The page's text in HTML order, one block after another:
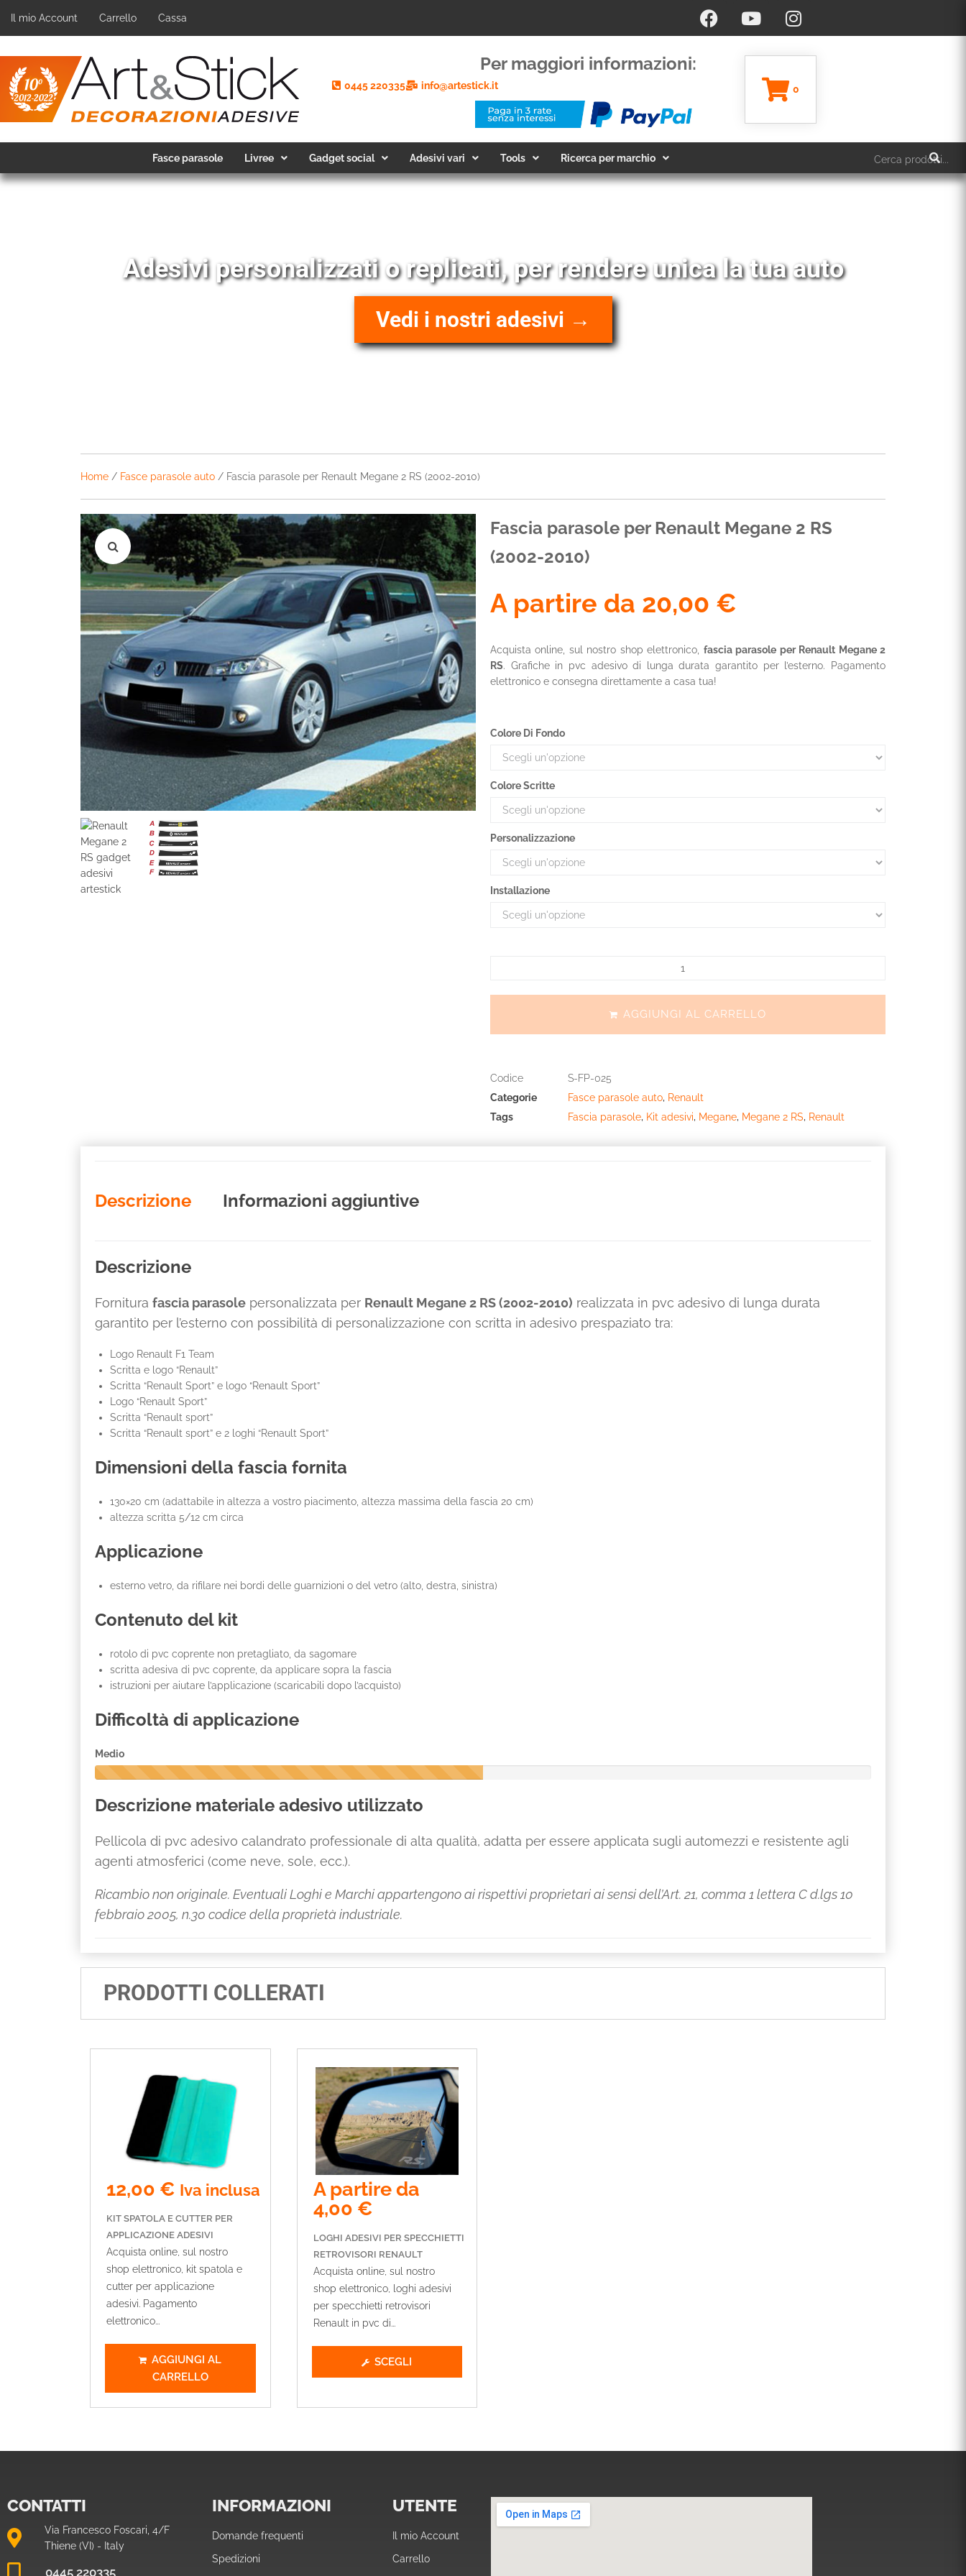
Il mio Account Carrello Cassa
Per maggiori informazioni:
0445 220335 info@artestick.it 0
Fasce parasole Livree Gadget social Adesivi vari Tools Ricerca per marchio
Adesivi personalizzati o replicati, per rendere unica la tua auto
Vedi i nostri adesivi →
Home / Fasce parasole auto / Fascia parasole per Renault Megane 2 RS (2002-2010)
Fascia parasole per Renault Megane 2 RS
(2002-2010)
A partire da 20,00 €
Acquista online, sul nostro shop elettronico, fascia parasole per Renault Megane 2
RS. Grafiche in pvc adesivo di lunga durata garantito per l’esterno. Pagamento
elettronico e consegna direttamente a casa tua!
Colore Di Fondo
Colore Scritte
Personalizzazione
Installazione
AGGIUNGI AL CARRELLO
Codice
S-FP-025
Categorie
Fasce parasole auto, Renault
Tags
Fascia parasole, Kit adesivi, Megane, Megane 2 RS, Renault
Descrizione Informazioni aggiuntive
Descrizione
Fornitura fascia parasole personalizzata per Renault Megane 2 RS (2002-2010) realizzata in pvc adesivo di lunga durata
garantito per l’esterno con possibilità di personalizzazione con scritta in adesivo prespaziato tra:
Logo Renault F1 Team
Scritta e logo “Renault”
Scritta “Renault Sport” e logo “Renault Sport”
Logo “Renault Sport”
Scritta “Renault sport”
Scritta “Renault sport” e 2 loghi “Renault Sport”
Dimensioni della fascia fornita
130×20 cm (adattabile in altezza a vostro piacimento, altezza massima della fascia 20 cm)
altezza scritta 5/12 cm circa
Applicazione
esterno vetro, da rifilare nei bordi delle guarnizioni o del vetro (alto, destra, sinistra)
Contenuto del kit
rotolo di pvc coprente non pretagliato, da sagomare
scritta adesiva di pvc coprente, da applicare sopra la fascia
istruzioni per aiutare l’applicazione (scaricabili dopo l’acquisto)
Difficoltà di applicazione
Medio
5
%
m
p
t
e
Descrizione materiale adesivo utilizzato
Pellicola di pvc adesivo calandrato professionale di alta qualità, adatta per essere applicata sugli automezzi e resistente agli
agenti atmosferici (come neve, sole, ecc.).
Ricambio non originale. Eventuali Loghi e Marchi appartengono ai rispettivi proprietari ai sensi dell’Art. 21, comma 1 lettera C d.lgs 10
febbraio 2005, n.30 codice della proprietà industriale.
PRODOTTI COLLERATI
KIT SPATOLA E CUTTER PER
APPLICAZIONE ADESIVI
12,00 € Iva inclusa
Acquista online, sul nostro
shop elettronico, kit spatola e
cutter per applicazione
adesivi. Pagamento
elettronico...
AGGIUNGI AL
CARRELLO
LOGHI ADESIVI PER SPECCHIETTI
RETROVISORI RENAULT
A partire da
4,00 €
Acquista online, sul nostro
shop elettronico, loghi adesivi
per specchietti retrovisori
Renault in pvc di...
SCEGLI
CONTATTI
Via Francesco Foscari, 4/F
Thiene (VI) - Italy
0445 220335
INFORMAZIONI
Domande frequenti
Spedizioni
UTENTE
Il mio Account
Carrello